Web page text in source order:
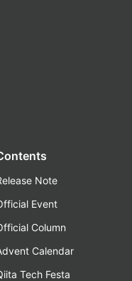
Note
Event
Column
Calendar
Tech Festa